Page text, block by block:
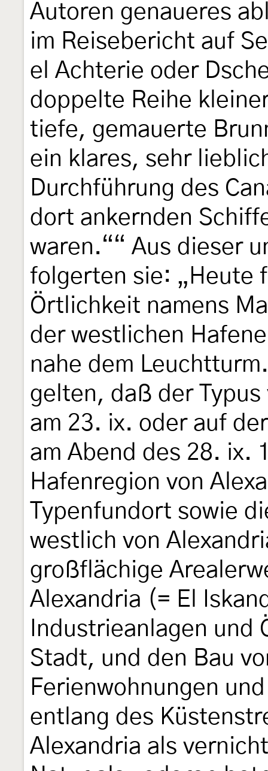
Autoren genaueres
im Reisebericht auf
el Achterie oder
doppelte Reihe
tiefe, gemauerte
ein klares, sehr
Durchführung des
dort ankernden
waren.““ Aus dieser
folgerten sie: „Heute
Örtlichkeit namens
der westlichen
nahe dem
gelten, daß der
am 23. ix. oder auf
am Abend des 28. ix.
Hafenregion von
Typenfundort sowie
westlich von
großflächige
Alexandria (= El
Industrieanlagen
Stadt, und den Bau
Ferienwohnungen
entlang des
Alexandria als